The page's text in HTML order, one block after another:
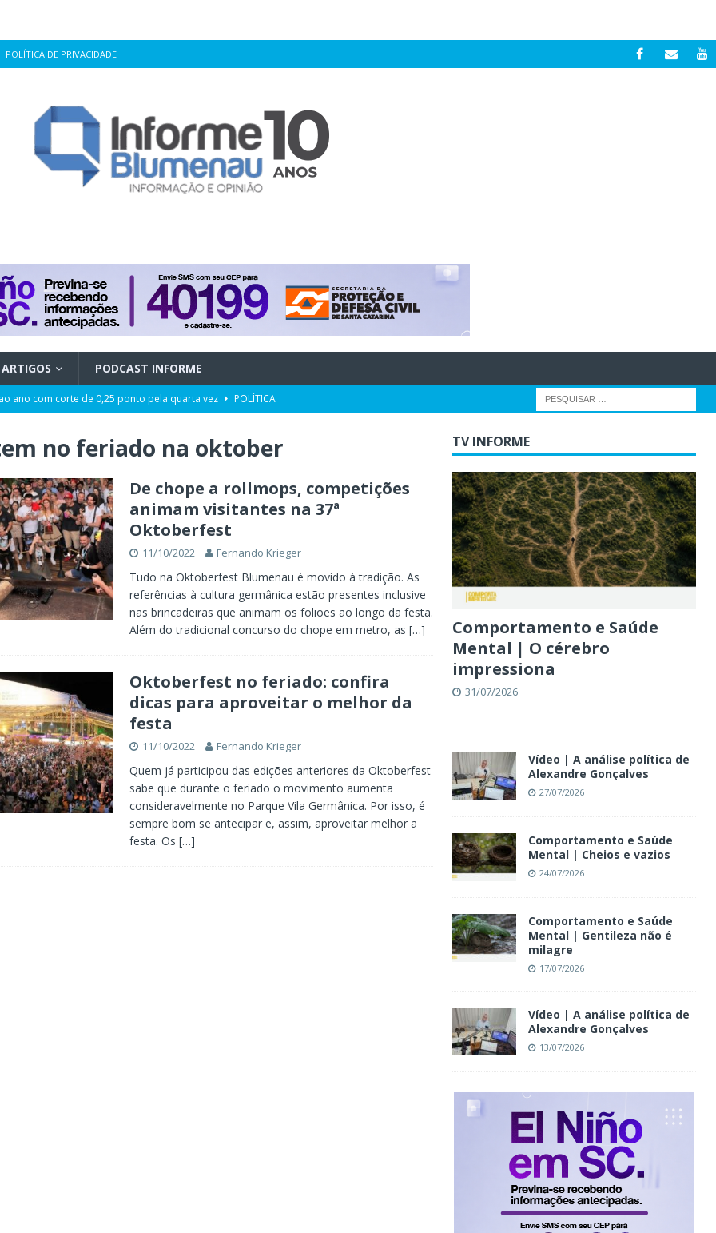
POLÍTICA DE PRIVACIDADE
ARTIGOS PODCAST INFORME
ano com corte de 0,25 ponto pela quarta vez
POLÍTICA
programa de capacitação do mercado imobiliário realiza palestras
de Blumenau para celebrar o ritual da cerveja e dos encontros
construir o Plano Municipal dos Direitos da Pessoa com
ter tempos similares na propaganda eleitoral no Rádio e na TV
no feriado na oktober
De chope a rollmops, competições
animam visitantes na 37ª
Oktoberfest
11/10/2022 Fernando Krieger
Tudo na Oktoberfest Blumenau é movido à tradição. As
referências à cultura germânica estão presentes inclusive
nas brincadeiras que animam os foliões ao longo da festa.
Além do tradicional concurso do chope em metro, as […]
Oktoberfest no feriado: confira
dicas para aproveitar o melhor da
festa
11/10/2022 Fernando Krieger
Quem já participou das edições anteriores da Oktoberfest
sabe que durante o feriado o movimento aumenta
consideravelmente no Parque Vila Germânica. Por isso, é
sempre bom se antecipar e, assim, aproveitar melhor a
festa. Os […]
TV INFORME
Comportamento e Saúde
Mental | O cérebro
impressiona
31/07/2026
Vídeo | A análise política de
Alexandre Gonçalves
27/07/2026
Comportamento e Saúde
Mental | Cheios e vazios
24/07/2026
Comportamento e Saúde
Mental | Gentileza não é
milagre
17/07/2026
Vídeo | A análise política de
Alexandre Gonçalves
13/07/2026